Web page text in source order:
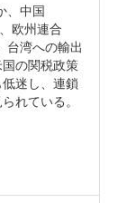
、中国
欧州連合
台湾への輸出
の関税政策
迷し、連鎖
れている。